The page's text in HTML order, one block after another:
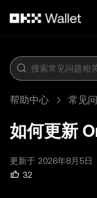
帮助中心 常见
如何更新
更新于 2026年8月5日
32